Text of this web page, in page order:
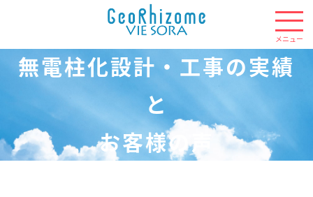
無電柱化設計・工事の実績
と
お客様の声